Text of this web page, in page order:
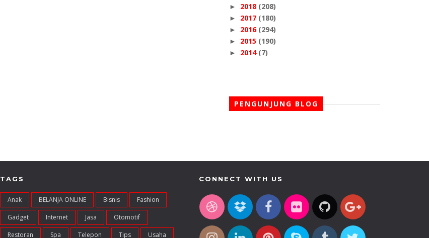
► 2018 (208)
► 2017 (180)
► 2016 (294)
► 2015 (190)
► 2014 (7)
PENGUNJUNG BLOG
TAGS
Anak BELANJA ONLINE Bisnis Fashion
Gadget Internet Jasa Otomotif
Restoran Spa Telepon Tips Usaha
CONNECT WITH US